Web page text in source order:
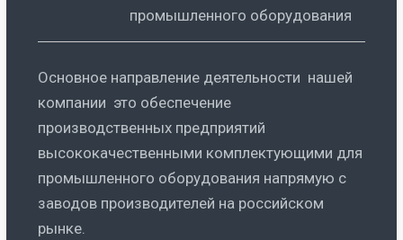
промышленного оборудования
Основное направление деятельности нашей
компании это обеспечение
производственных предприятий
высококачественными комплектующими для
промышленного оборудования напрямую с
заводов производителей на российском
рынке.